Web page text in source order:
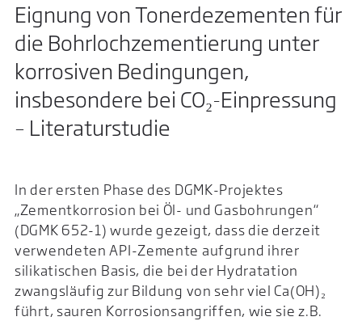
Eignung von Tonerdezementen für
die Bohrlochzementierung unter
korrosiven Bedingungen,
insbesondere bei CO₂-Einpressung
– Literaturstudie
In der ersten Phase des DGMK-Projektes
„Zementkorrosion bei Öl- und Gasbohrungen“
(DGMK 652-1) wurde gezeigt, dass die derzeit
verwendeten API-Zemente aufgrund ihrer
silikatischen Basis, die bei der Hydratation
zwangsläufig zur Bildung von sehr viel Ca(OH)₂
führt, sauren Korrosionsangriffen, wie sie z.B.